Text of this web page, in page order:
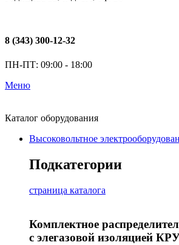
8 (343) 300-12-32
ПН-ПТ: 09:00 - 18:00
Меню
Каталог оборудования
Высоковольтное
Подкатегории
страница каталога
Комплектное
с элегазовой изоляцией